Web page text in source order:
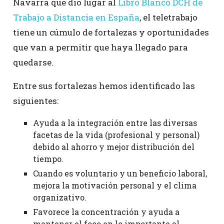
Trabajo a Distancia en España, el teletrabajo
tiene un cúmulo de fortalezas y oportunidades
que van a permitir que haya llegado para
quedarse.
Entre sus fortalezas hemos identificado las
siguientes:
Ayuda a la integración entre las diversas
facetas de la vida (profesional y personal)
debido al ahorro y mejor distribución del
tiempo.
Cuando es voluntario y un beneficio laboral,
mejora la motivación personal y el clima
organizativo.
Favorece la concentración y ayuda a